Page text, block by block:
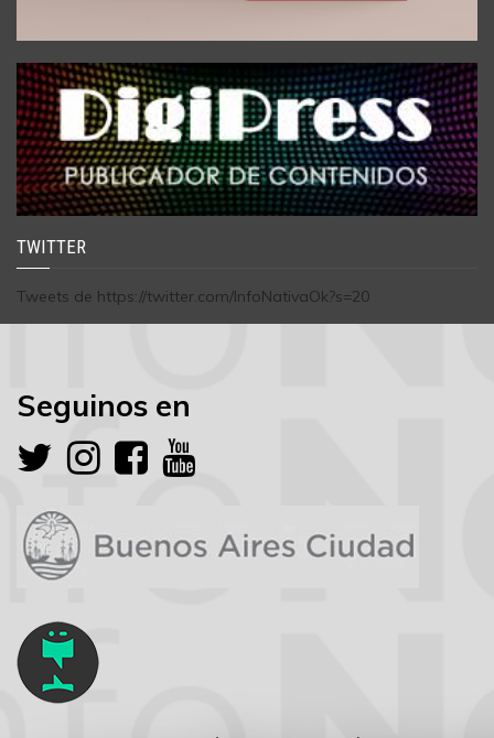
TWITTER
Tweets de https://twitter.com/InfoNativaOk?s=20
Seguinos en